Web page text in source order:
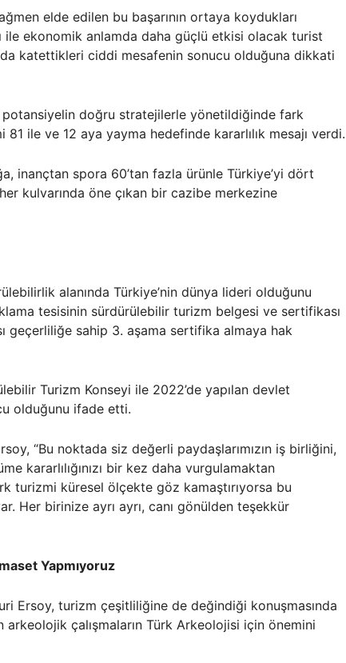
elde edilen bu başarının ortaya koydukları
ile ekonomik anlamda daha güçlü etkisi olacak turist
katettikleri ciddi mesafenin sonucu olduğuna dikkati
potansiyelin doğru stratejilerle yönetildiğinde fark
81 ile ve 12 aya yayma hedefinde kararlılık mesajı verdi.
inançtan spora 60’tan fazla ürünle Türkiye’yi dört
kulvarında öne çıkan bir cazibe merkezine
alanında Türkiye’nin dünya lideri olduğunu
tesisinin sürdürülebilir turizm belgesi ve sertifikası
geçerliliğe sahip 3. aşama sertifika almaya hak
Turizm Konseyi ile 2022’de yapılan devlet
olduğunu ifade etti.
“Bu noktada siz değerli paydaşlarımızın iş birliğini,
kararlılığınızı bir kez daha vurgulamaktan
turizmi küresel ölçekte göz kamaştırıyorsa bu
Her birinize ayrı ayrı, canı gönülden teşekkür
Yapmıyoruz
Ersoy, turizm çeşitliliğine de değindiği konuşmasında
çalışmaların Türk Arkeolojisi için önemini